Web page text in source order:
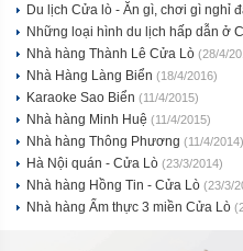
Du lịch Cửa lò - Ăn gì, chơi gì nghỉ
Những loại hình du lịch hấp dẫn ở
Nhà hàng Thành Lê Cửa Lò (28/4/
Nhà Hàng Làng Biển (18/4/2016)
Karaoke Sao Biển (11/4/2015)
Nhà hàng Minh Huệ (11/4/2015)
Nhà hàng Thông Phương (11/4/2014)
Hà Nội quán - Cửa Lò (23/3/2014)
Nhà hàng Hồng Tin - Cửa Lò (23/3/
Nhà hàng Ẩm thực 3 miền Cửa Lò